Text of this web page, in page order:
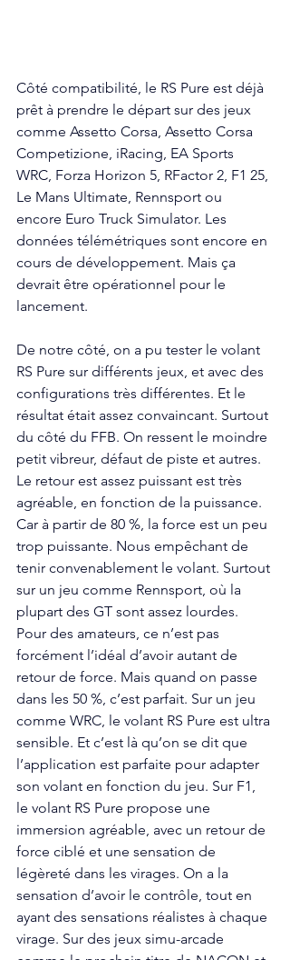
Côté compatibilité, le RS Pure est déjà
prêt à prendre le départ sur des jeux
comme Assetto Corsa, Assetto Corsa
Competizione, iRacing, EA Sports
WRC, Forza Horizon 5, RFactor 2, F1 25,
Le Mans Ultimate, Rennsport ou
encore Euro Truck Simulator. Les
données télémétriques sont encore en
cours de développement. Mais ça
devrait être opérationnel pour le
lancement.
De notre côté, on a pu tester le volant
RS Pure sur différents jeux, et avec des
configurations très différentes. Et le
résultat était assez convaincant. Surtout
du côté du FFB. On ressent le moindre
petit vibreur, défaut de piste et autres.
Le retour est assez puissant est très
agréable, en fonction de la puissance.
Car à partir de 80 %, la force est un peu
trop puissante. Nous empêchant de
tenir convenablement le volant. Surtout
sur un jeu comme Rennsport, où la
plupart des GT sont assez lourdes.
Pour des amateurs, ce n’est pas
forcément l’idéal d’avoir autant de
retour de force. Mais quand on passe
dans les 50 %, c’est parfait. Sur un jeu
comme WRC, le volant RS Pure est ultra
sensible. Et c’est là qu’on se dit que
l’application est parfaite pour adapter
son volant en fonction du jeu. Sur F1,
le volant RS Pure propose une
immersion agréable, avec un retour de
force ciblé et une sensation de
légèreté dans les virages. On a la
sensation d’avoir le contrôle, tout en
ayant des sensations réalistes à chaque
virage. Sur des jeux simu-arcade